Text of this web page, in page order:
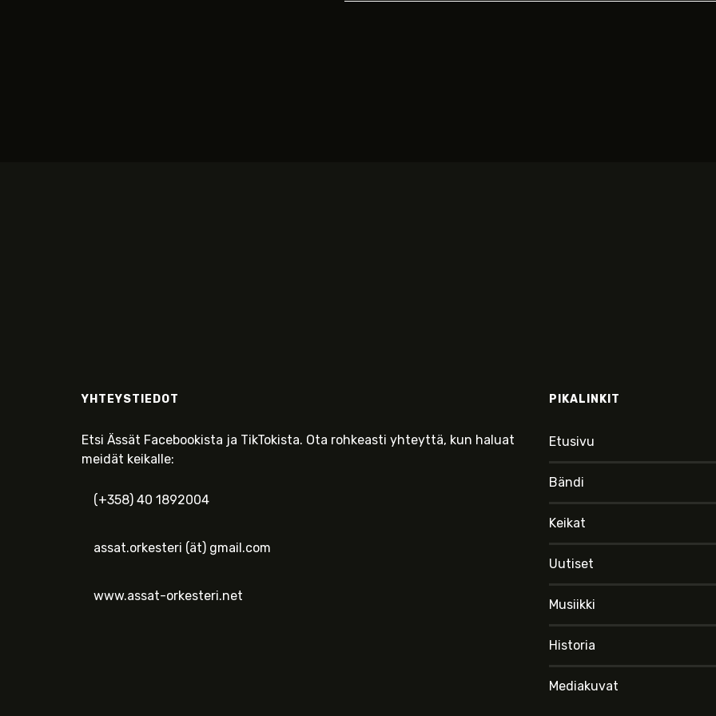
YHTEYSTIEDOT
Etsi Ässät Facebookista ja TikTokista. Ota rohkeasti yhteyttä, kun haluat
meidät keikalle:
(+358) 40 1892004
assat.orkesteri (ät) gmail.com
www.assat-orkesteri.net
PIKALINKIT
Etusivu
Bändi
Keikat
Uutiset
Musiikki
Historia
Mediakuvat